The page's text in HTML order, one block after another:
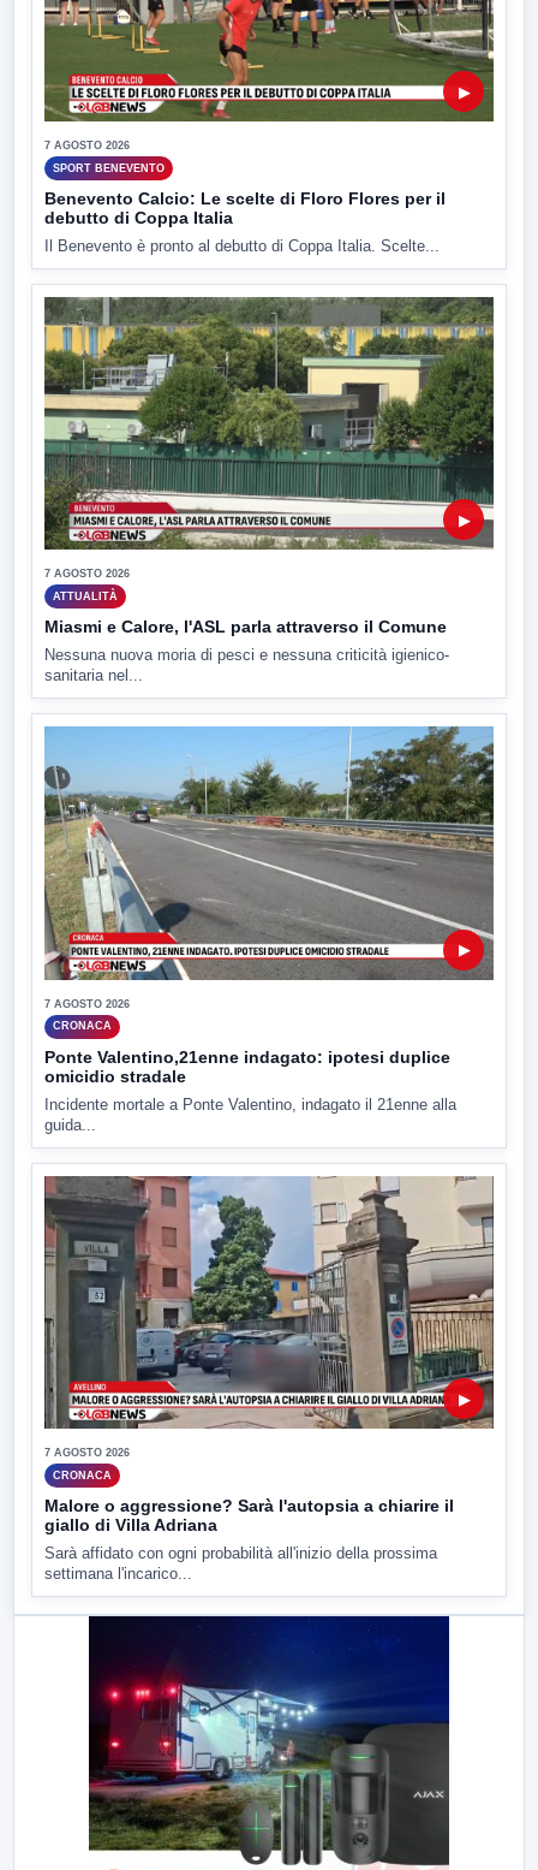
▶
7 AGOSTO 2026
SPORT BENEVENTO
Benevento Calcio: Le scelte di Floro Flores per il
debutto di Coppa Italia
Il Benevento è pronto al debutto di Coppa Italia. Scelte...
▶
7 AGOSTO 2026
ATTUALITÀ
Miasmi e Calore, l'ASL parla attraverso il Comune
Nessuna nuova moria di pesci e nessuna criticità igienico-
sanitaria nel...
▶
7 AGOSTO 2026
CRONACA
Ponte Valentino,21enne indagato: ipotesi duplice
omicidio stradale
Incidente mortale a Ponte Valentino, indagato il 21enne alla
guida...
▶
7 AGOSTO 2026
CRONACA
Malore o aggressione? Sarà l'autopsia a chiarire il
giallo di Villa Adriana
Sarà affidato con ogni probabilità all'inizio della prossima
settimana l'incarico...